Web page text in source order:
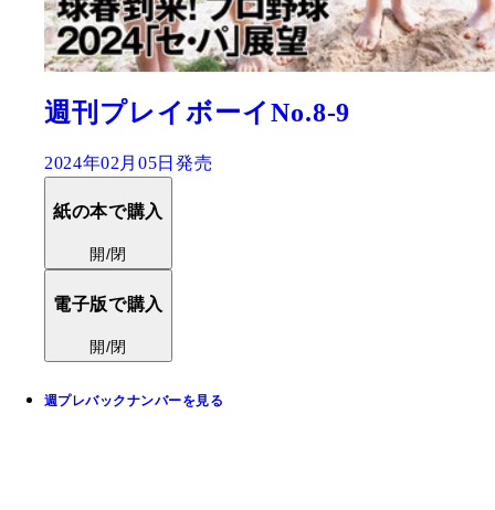
週刊プレイボーイNo.8-9
2024年02月05日発売
紙の本で購入
開/閉
電子版で購入
開/閉
週プレバックナンバーを見る